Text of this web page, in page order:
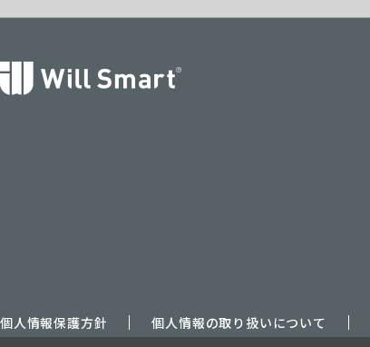
個人情報保護方針 個人情報の取り扱いについて